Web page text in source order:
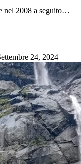
nel 2008 a seguito…
24, 2024